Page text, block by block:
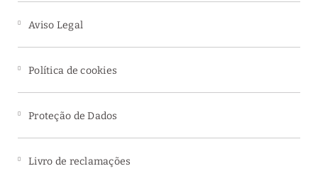
Aviso Legal
Política de cookies
Proteção de Dados
Livro de reclamações